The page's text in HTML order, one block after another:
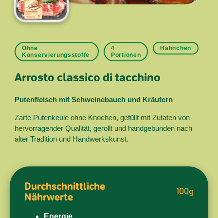
Ohne
Konservierungsstoffe
4
Portionen
Hähnchen
Arrosto classico di tacchino
Putenfleisch mit Schweinebauch und Kräutern
Zarte Putenkeule ohne Knochen, gefüllt mit Zutaten von
hervorragender Qualität, gerollt und handgebunden nach
alter Tradition und Handwerkskunst.
Durchschnittliche
Nährwerte
100g